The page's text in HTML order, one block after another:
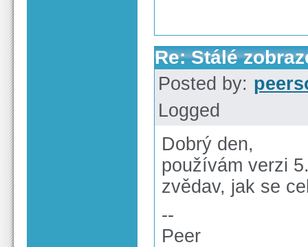
Re: Stálé
Posted by:
Logged
Dobrý den,
používám verzi
zvědav, jak se
--
Peer